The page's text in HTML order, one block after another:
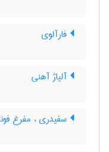
فارآلوی
آلیاژ آهنی
سفیدری ، مفرغ